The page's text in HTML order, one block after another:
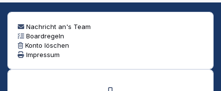
Nachricht an's Team
Boardregeln
Konto löschen
Impressum